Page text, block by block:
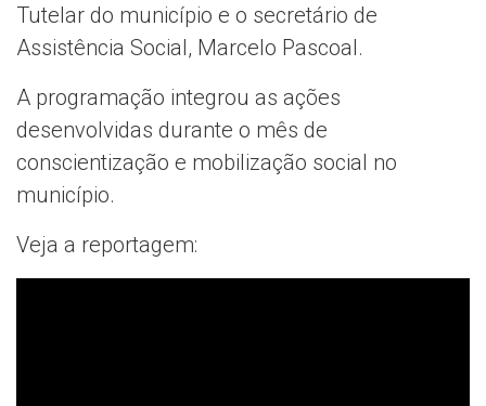
Tutelar do município e o secretário de
Assistência Social, Marcelo Pascoal.
A programação integrou as ações
desenvolvidas durante o mês de
conscientização e mobilização social no
município.
Veja a reportagem: